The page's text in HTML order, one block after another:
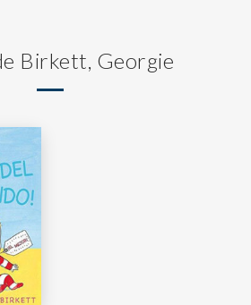
Birkett, Georgie